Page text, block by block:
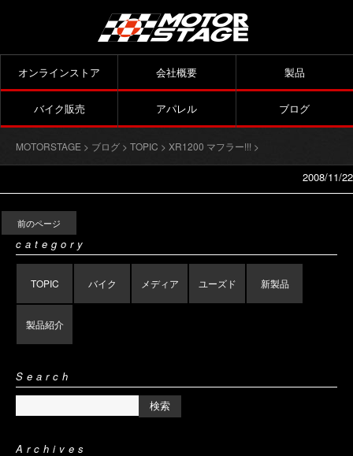
オンラインストア 会社概要 製品
バイク販売 アパレル ブログ
MOTORSTAGE > ブログ > TOPIC > XR1200 マフラー!!! >
2008/11/22
前のページ
category
TOPIC バイク メディア ユーズド 新製品
製品紹介
Search
Archives